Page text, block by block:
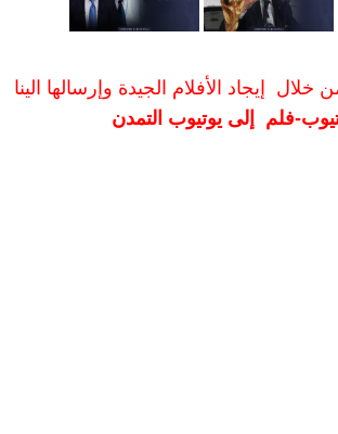
إيجاد الأفلام الجيدة وإرسالها الينا
فلم إلى يوتيوب التمدن